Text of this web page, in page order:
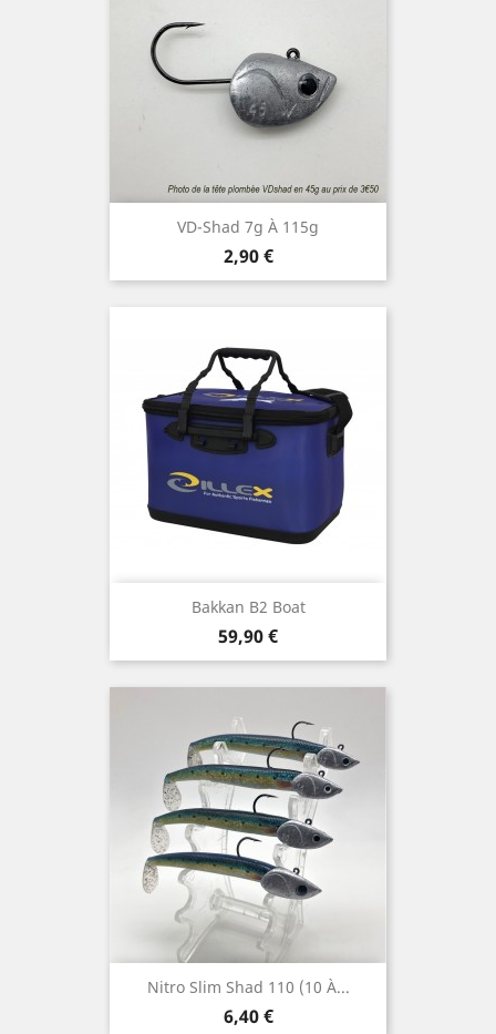
VD-Shad 7g À 115g
Prix
2,90 €
Bakkan B2 Boat
Prix
59,90 €
Nitro Slim Shad 110 (10 À...
Prix
6,40 €